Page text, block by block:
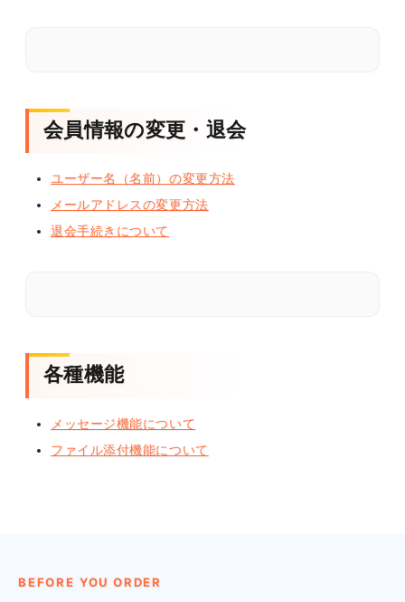
会員情報の変更・退会
ユーザー名（名前）の変更方法
メールアドレスの変更方法
退会手続きについて
各種機能
メッセージ機能について
ファイル添付機能について
BEFORE YOU ORDER